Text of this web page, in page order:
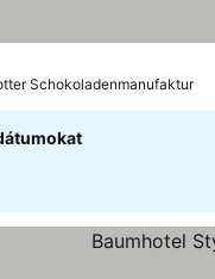
Schokoladenmanufaktur